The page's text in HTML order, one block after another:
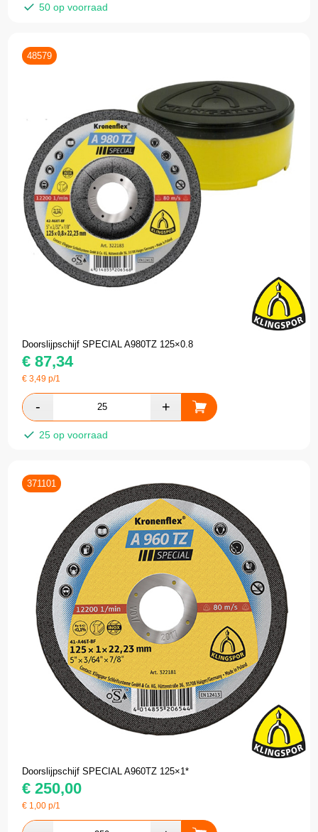
50 op voorraad
48579
Doorslijpschijf SPECIAL A980TZ 125×0.8
€ 87,34
€3,49 p/1
25 op voorraad
371101
Doorslijpschijf SPECIAL A960TZ 125×1*
€ 250,00
€ 1,00 p/1